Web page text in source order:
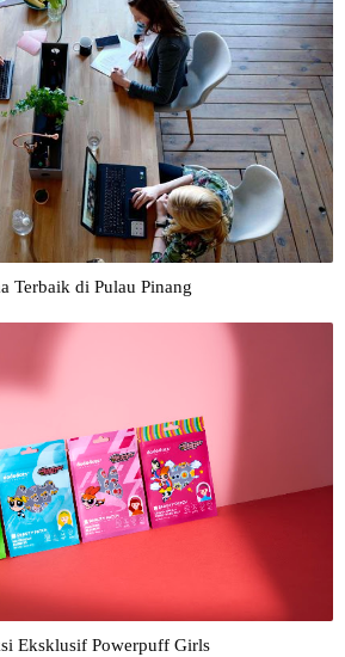
Terbaik di Pulau Pinang
Eksklusif Powerpuff Girls